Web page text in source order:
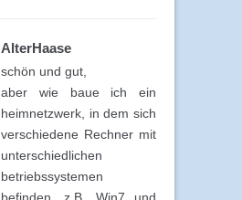
AlterHaase
schön und gut,
aber wie baue ich ein
heimnetzwerk, in dem sich
verschiedene Rechner mit
unterschiedlichen
betriebssystemen